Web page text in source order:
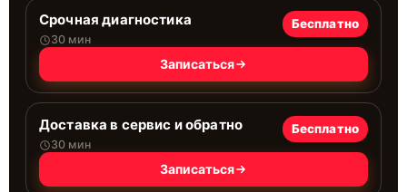
Срочная диагностика
30 мин
Бесплатно
Записаться
Доставка в сервис и обратно
30 мин
Бесплатно
Записаться